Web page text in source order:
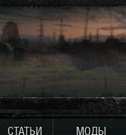
СТАТЬИ МОДЫ